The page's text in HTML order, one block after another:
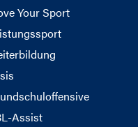
Your Sport
Assist